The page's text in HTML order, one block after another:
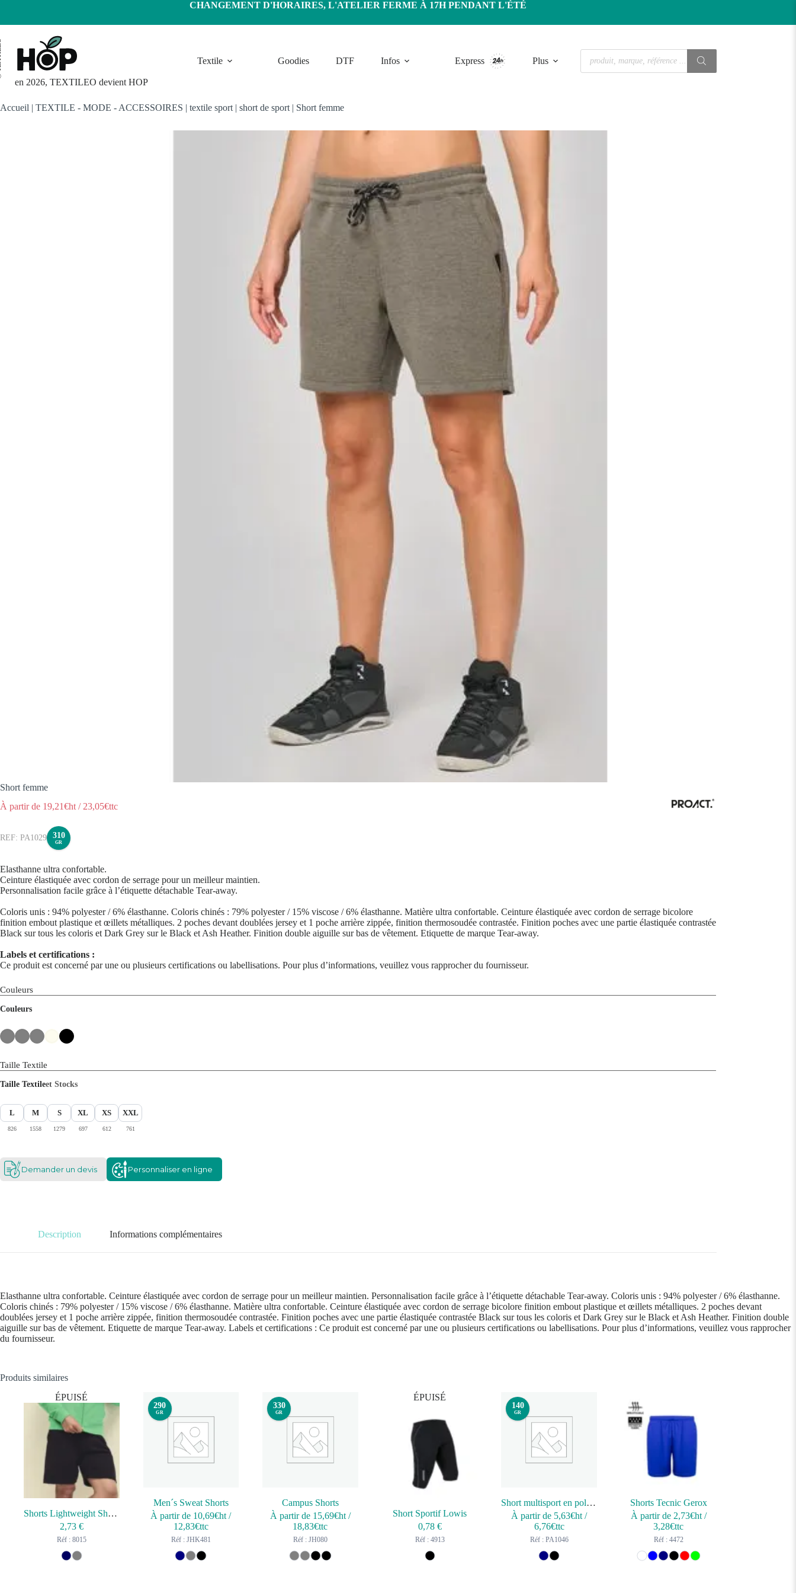
contenu
CHANGEMENT D'HORAIRES, L'ATELIER FERME À 17H PENDANT L'ÉTÉ
en 2026, TEXTILEO devient HOP
Textile Goodies DTF Infos Express Plus
Recherche
produits
Accueil | TEXTILE - MODE - ACCESSOIRES | textile sport | short de sport | Short femme
Short femme
À partir de 19,21€ht / 23,05€ttc
PA1029 310
GR
Elasthanne ultra confortable.
Ceinture élastiquée avec cordon de serrage pour un meilleur maintien.
Personnalisation facile grâce à l’étiquette détachable Tear-away.
Coloris unis : 94% polyester / 6% élasthanne. Coloris chinés : 79% polyester / 15% viscose / 6% élasthanne. Matière ultra confortable. Ceinture élastiquée avec cordon de serrage bicolore
finition embout plastique et œillets métalliques. 2 poches devant doublées jersey et 1 poche arrière zippée, finition thermosoudée contrastée. Finition poches avec une partie élastiquée contrastée
Black sur tous les coloris et Dark Grey sur le Black et Ash Heather. Finition double aiguille sur bas de vêtement. Etiquette de marque Tear-away.
Labels et certifications :
Ce produit est concerné par une ou plusieurs certifications ou labellisations. Pour plus d’informations, veuillez vous rapprocher du fournisseur.
Couleurs
Couleurs
Taille Textile
Taille Textileet Stocks
L
826
M
1558
S
1279
XL
697
XS
612
XXL
761
Demander un devis Personnaliser en ligne
Description Informations complémentaires
Elasthanne ultra confortable. Ceinture élastiquée avec cordon de serrage pour un meilleur maintien. Personnalisation facile grâce à l’étiquette détachable Tear-away. Coloris unis : 94% polyester / 6% élasthanne.
Coloris chinés : 79% polyester / 15% viscose / 6% élasthanne. Matière ultra confortable. Ceinture élastiquée avec cordon de serrage bicolore finition embout plastique et œillets métalliques. 2 poches devant
doublées jersey et 1 poche arrière zippée, finition thermosoudée contrastée. Finition poches avec une partie élastiquée contrastée Black sur tous les coloris et Dark Grey sur le Black et Ash Heather. Finition double
aiguille sur bas de vêtement. Etiquette de marque Tear-away. Labels et certifications : Ce produit est concerné par une ou plusieurs certifications ou labellisations. Pour plus d’informations, veuillez vous rapprocher
du fournisseur.
Produits similaires
ÉPUISÉ
Shorts Lightweight Shorts
2,73 €
Réf : 8015
290
GR
Men´s Sweat Shorts
À partir de 10,69€ht /
12,83€ttc
Réf : JHK481
330
GR
Campus Shorts
À partir de 15,69€ht/
18,83€ttc
Réf : JH080
ÉPUISÉ
Short Sportif Lowis
0,78 €
Réf : 4913
140
GR
Short multisport en polyester femme
À partir de 5,63€ht /
6,76€ttc
Réf : PA1046
Shorts Tecnic Gerox
À partir de 2,73€ht/
3,28€ttc
Réf : 4472